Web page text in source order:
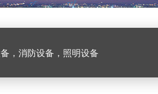
，消防设备，照明设备